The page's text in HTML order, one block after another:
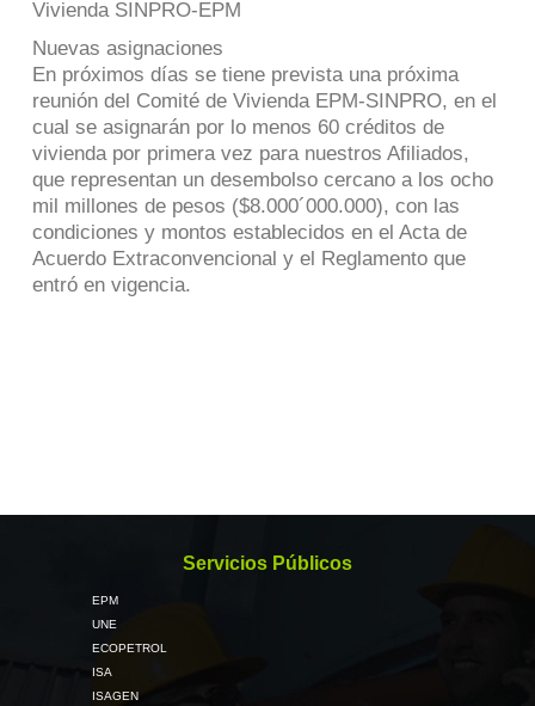
Vivienda SINPRO-EPM
Nuevas asignaciones
En próximos días se tiene prevista una próxima
reunión del Comité de Vivienda EPM-SINPRO, en el
cual se asignarán por lo menos 60 créditos de
vivienda por primera vez para nuestros Afiliados,
que representan un desembolso cercano a los ocho
mil millones de pesos ($8.000´000.000), con las
condiciones y montos establecidos en el Acta de
Acuerdo Extraconvencional y el Reglamento que
entró en vigencia.
Servicios Públicos
EPM
UNE
ECOPETROL
ISA
ISAGEN